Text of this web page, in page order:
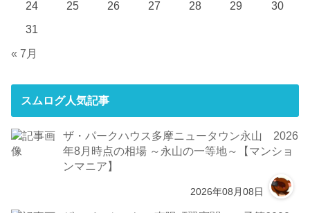
24
25 26 27 28 29
30
31
« 7月
スムログ人気記事
ザ・パークハウス多摩ニュータウン永山 2026
年8月時点の相場 ～永山の一等地～【マンショ
ンマニア】
2026年08月08日